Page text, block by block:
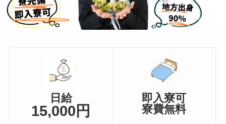
日給
15,000円
即入寮可
寮費無料